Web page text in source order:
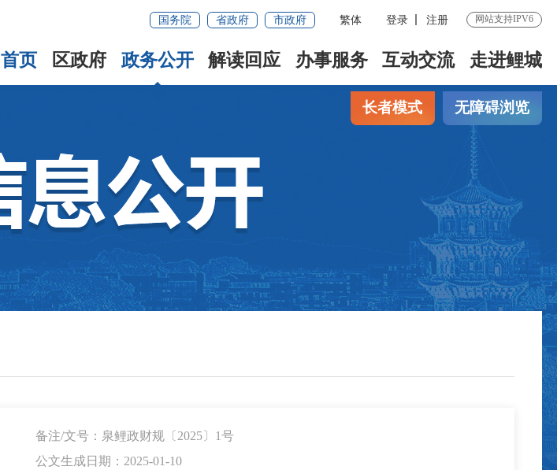
国务院 省政府 市政府 繁体 登录 注册 网站支持IPV6
首页 区政府 政务公开 解读回应 办事服务 互动交流 走进鲤城
长者模式 无障碍浏览
备注/文号：泉鲤政财规〔2025〕1号
公文生成日期：2025-01-10